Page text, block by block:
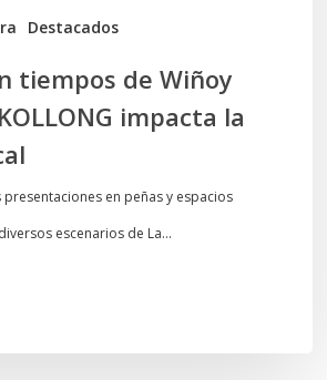
Destacados
tiempos de Wiñoy
impacta la
en peñas y espacios
escenarios de La…